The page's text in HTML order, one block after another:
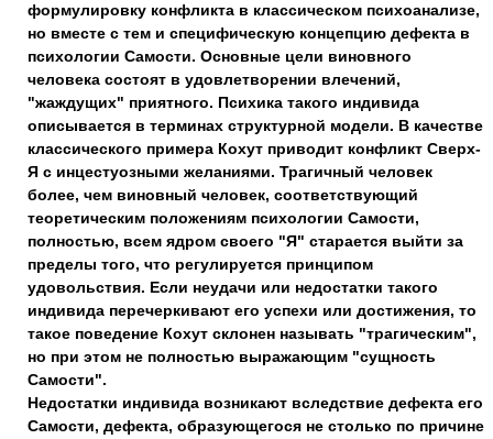
формулировку конфликта в классическом психоанализе,
но вместе с тем и специфическую концепцию дефекта в
психологии Самости. Основные цели виновного
человека состоят в удовлетворении влечений,
"жаждущих" приятного. Психика такого индивида
описывается в терминах структурной модели. В качестве
классического примера Кохут приводит конфликт Сверх-
Я с инцестуозными желаниями. Трагичный человек
более, чем виновный человек, соответствующий
теоретическим положениям психологии Самости,
полностью, всем ядром своего "Я" старается выйти за
пределы того, что регулируется принципом
удовольствия. Если неудачи или недостатки такого
индивида перечеркивают его успехи или достижения, то
такое поведение Кохут склонен называть "трагическим",
но при этом не полностью выражающим "сущность
Самости".
Недостатки индивида возникают вследствие дефекта его
Самости, дефекта, образующегося не столько по причине